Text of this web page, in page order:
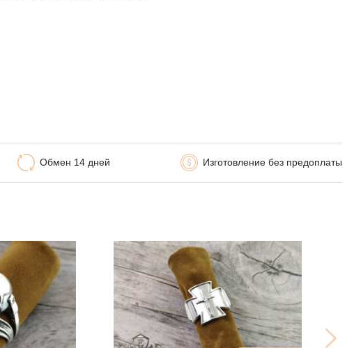
Обмен 14 дней Изготовление без предоплаты